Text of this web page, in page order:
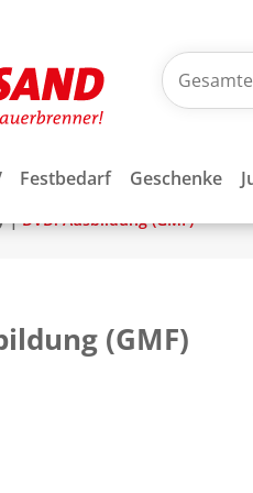
Festbedarf Geschenke
|DVD: Ausbildung (GMF)
(GMF)